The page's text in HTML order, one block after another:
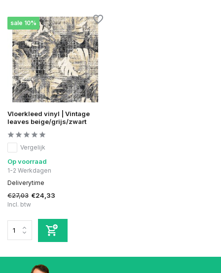
sale 10%
Vloerkleed vinyl | Vintage
leaves beige/grijs/zwart
Vergelijk
Op voorraad
1-2 Werkdagen
Deliverytime
€27,03 €24,33
Incl. btw